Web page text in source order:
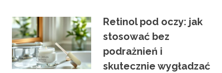
Retinol pod oczy: jak
stosować bez
podrażnień i
skutecznie wygładzać